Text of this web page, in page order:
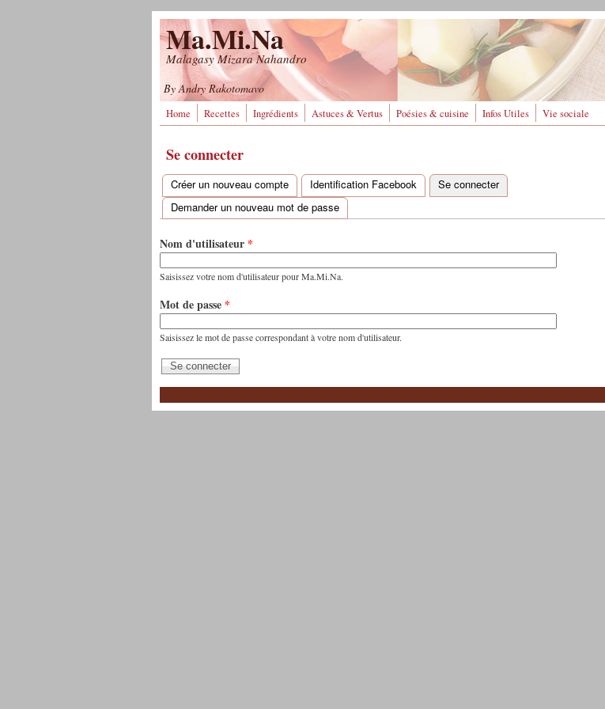
Ma.Mi.Na
Malagasy Mizara Nahandro
By Andry Rakotomavo
Home Recettes Ingrédients Astuces & Vertus Poésies & cuisine Infos Utiles Vie sociale
Se connecter
Onglets principaux
Créer un nouveau compte Identification Facebook Se connecter(onglet actif)
Demander un nouveau mot de passe
Nom d'utilisateur *
Saisissez votre nom d'utilisateur pour Ma.Mi.Na.
Mot de passe *
Saisissez le mot de passe correspondant à votre nom d'utilisateur.